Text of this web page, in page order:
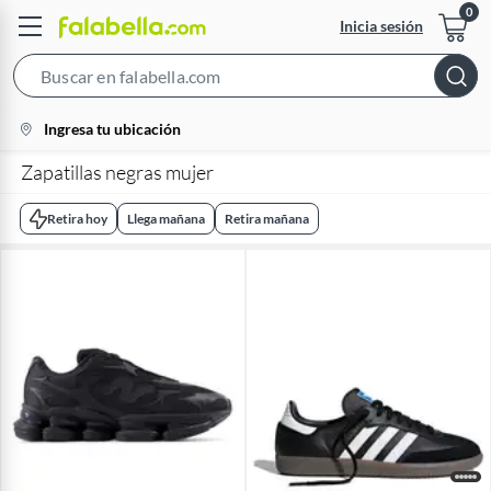
Inicia sesión
Bar
location-
icon
Ingresa tu ubicación
Zapatillas negras mujer
Retira hoy Llega mañana Retira mañana